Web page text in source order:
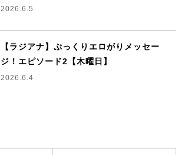
2026.6.5
【ラジアナ】ぷっくりエロがりメッセー
ジ！エピソード2【木曜日】
2026.6.4